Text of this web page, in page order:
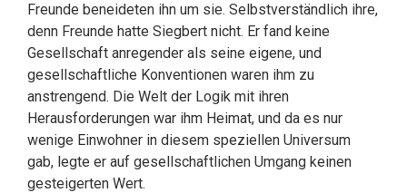
Freunde beneideten ihn um sie. Selbstverständlich ihre,
denn Freunde hatte Siegbert nicht. Er fand keine
Gesellschaft anregender als seine eigene, und
gesellschaftliche Konventionen waren ihm zu
anstrengend. Die Welt der Logik mit ihren
Herausforderungen war ihm Heimat, und da es nur
wenige Einwohner in diesem speziellen Universum
gab, legte er auf gesellschaftlichen Umgang keinen
gesteigerten Wert.